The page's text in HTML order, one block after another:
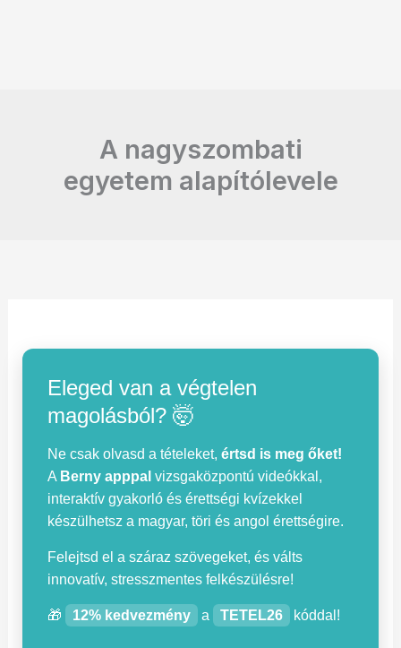
A nagyszombati
egyetem alapítólevele
Eleged van a végtelen
magolásból? 🤯
Ne csak olvasd a tételeket,értsd is meg őket!
A Berny apppal vizsgaközpontú videókkal,
interaktív gyakorló és érettségi kvízekkel
készülhetsz a magyar, töri és angol érettségire.
Felejtsd el a száraz szövegeket, és válts
innovatív, stresszmentes felkészülésre!
🎁 12% kedvezmény a TETEL26 kóddal!